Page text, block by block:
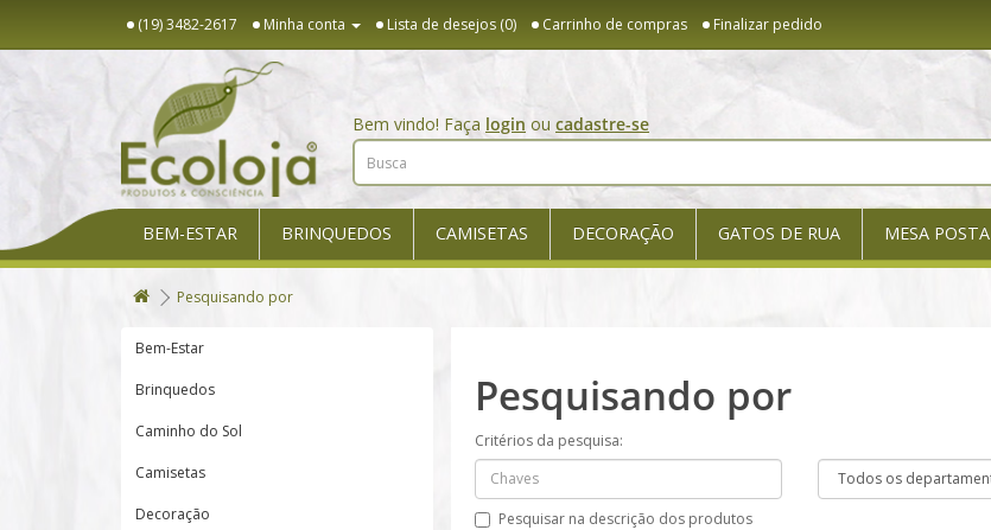
(19) 3482-2617 Minha conta Lista de desejos (0) Carrinho de compras Finalizar pedido
Bem vindo! Faça login ou cadastre-se
BEM-ESTAR BRINQUEDOS CAMISETAS DECORAÇÃO GATOS DE RUA MESA POSTA
Pesquisando por
Bem-Estar
Brinquedos
Caminho do Sol
Camisetas
Decoração
Pesquisando por
Critérios da pesquisa:
Pesquisar na descrição dos produtos